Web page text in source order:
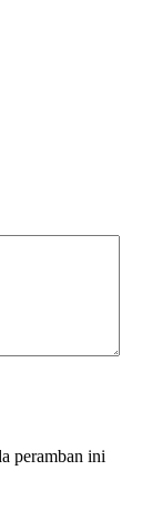
peramban ini